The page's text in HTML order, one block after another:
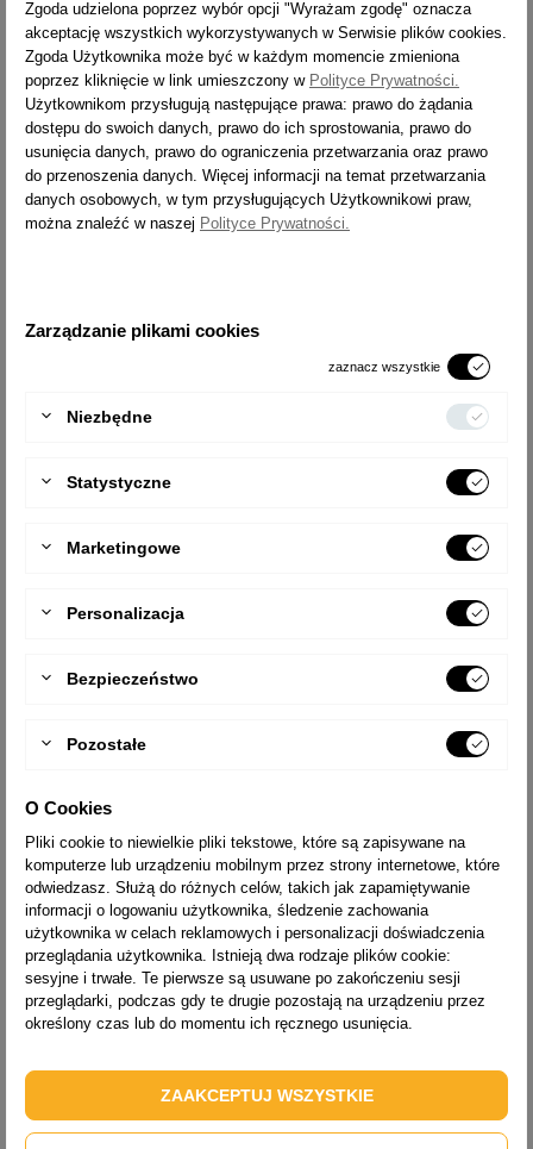
ZASIĘG PRACY [M] 2,3
CIĘŻAR [KG]
WYSYŁKA 24h
TYP 1963
LICZBA STOPNI 2x3
1964
LICZBA STOPNI 2x4
CIĘŻAR [KG] 3,2
2x5
24h
ZASIĘG PRACY [M] 3,1
CIĘŻAR [KG]
TYP 1967
Zgoda udzielona poprzez wybór opcji "Wyrażam zgodę" oznacza
akceptację wszystkich wykorzystywanych w Serwisie plików cookies.
Zgoda Użytkownika może być w każdym momencie zmieniona
poprzez kliknięcie w link umieszczony w Polityce Prywatności.
Użytkownikom przysługują następujące prawa: prawo do żądania
dostępu do swoich danych, prawo do ich sprostowania, prawo do
usunięcia danych, prawo do ograniczenia przetwarzania oraz prawo
do przenoszenia danych. Więcej informacji na temat przetwarzania
danych osobowych, w tym przysługujących Użytkownikowi praw,
można znaleźć w naszej Polityce Prywatności.
Zarządzanie plikami cookies
zaznacz wszystkie
Niezbędne
Statystyczne
Marketingowe
Personalizacja
Bezpieczeństwo
Pozostałe
O Cookies
Pliki cookie to niewielkie pliki tekstowe, które są zapisywane na
komputerze lub urządzeniu mobilnym przez strony internetowe, które
odwiedzasz. Służą do różnych celów, takich jak zapamiętywanie
informacji o logowaniu użytkownika, śledzenie zachowania
użytkownika w celach reklamowych i personalizacji doświadczenia
przeglądania użytkownika. Istnieją dwa rodzaje plików cookie:
sesyjne i trwałe. Te pierwsze są usuwane po zakończeniu sesji
przeglądarki, podczas gdy te drugie pozostają na urządzeniu przez
określony czas lub do momentu ich ręcznego usunięcia.
ZAAKCEPTUJ WSZYSTKIE